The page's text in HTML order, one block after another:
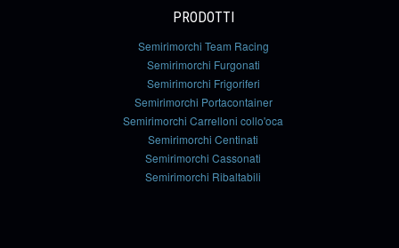
PRODOTTI
Semirimorchi Team Racing
Semirimorchi Furgonati
Semirimorchi Frigoriferi
Semirimorchi Portacontainer
Semirimorchi Carrelloni collo'oca
Semirimorchi Centinati
Semirimorchi Cassonati
Semirimorchi Ribaltabili